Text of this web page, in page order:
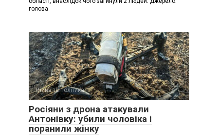
голова
Війна та політика
Росіяни з дрона атакували
Антонівку: убили чоловіка і
поранили жінку